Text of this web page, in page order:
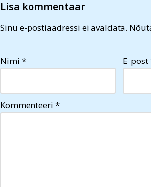
Lisa kommentaar
Sinu e-postiaadressi ei avaldata.
Nimi * E-post
Kommenteeri *